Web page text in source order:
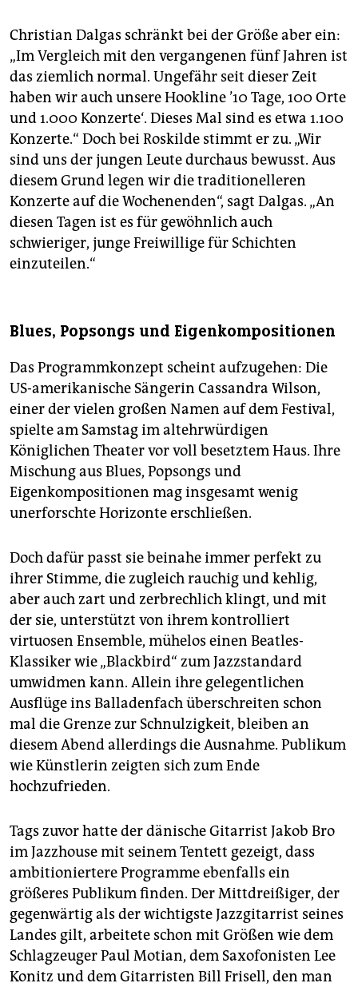
Christian Dalgas schränkt bei der Größe aber ein:
„Im Vergleich mit den vergangenen fünf Jahren ist
das ziemlich normal. Ungefähr seit dieser Zeit
haben wir auch unsere Hookline ’10 Tage, 100 Orte
und 1.000 Konzerte‘. Dieses Mal sind es etwa 1.100
Konzerte.“ Doch bei Roskilde stimmt er zu. „Wir
sind uns der jungen Leute durchaus bewusst. Aus
diesem Grund legen wir die traditionelleren
Konzerte auf die Wochenenden“, sagt Dalgas. „An
diesen Tagen ist es für gewöhnlich auch
schwieriger, junge Freiwillige für Schichten
einzuteilen.“
Blues, Popsongs und Eigenkompositionen
Das Programmkonzept scheint aufzugehen: Die
US-amerikanische Sängerin Cassandra Wilson,
einer der vielen großen Namen auf dem Festival,
spielte am Samstag im altehrwürdigen
Königlichen Theater vor voll besetztem Haus. Ihre
Mischung aus Blues, Popsongs und
Eigenkompositionen mag insgesamt wenig
unerforschte Horizonte erschließen.
Doch dafür passt sie beinahe immer perfekt zu
ihrer Stimme, die zugleich rauchig und kehlig,
aber auch zart und zerbrechlich klingt, und mit
der sie, unterstützt von ihrem kontrolliert
virtuosen Ensemble, mühelos einen Beatles-
Klassiker wie „Blackbird“ zum Jazzstandard
umwidmen kann. Allein ihre gelegentlichen
Ausflüge ins Balladenfach überschreiten schon
mal die Grenze zur Schnulzigkeit, bleiben an
diesem Abend allerdings die Ausnahme. Publikum
wie Künstlerin zeigten sich zum Ende
hochzufrieden.
Tags zuvor hatte der dänische Gitarrist Jakob Bro
im Jazzhouse mit seinem Tentett gezeigt, dass
ambitioniertere Programme ebenfalls ein
größeres Publikum finden. Der Mittdreißiger, der
gegenwärtig als der wichtigste Jazzgitarrist seines
Landes gilt, arbeitete schon mit Größen wie dem
Schlagzeuger Paul Motian, dem Saxofonisten Lee
Konitz und dem Gitarristen Bill Frisell, den man